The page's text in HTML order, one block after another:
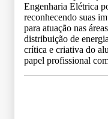
Engenharia Elétrica
reconhecendo suas
para atuação nas
distribuição de
crítica e criativa do
papel profissional